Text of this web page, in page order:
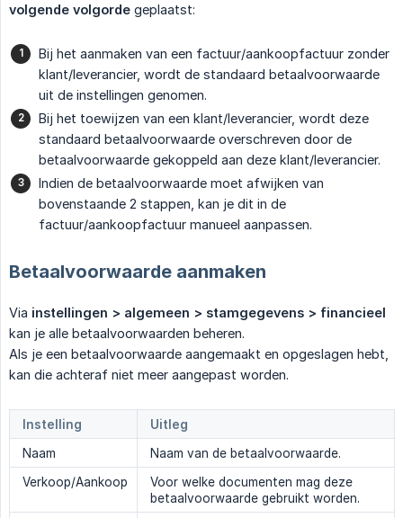
volgende volgorde geplaatst:
Bij het aanmaken van een factuur/aankoopfactuur zonder
klant/leverancier, wordt de standaard betaalvoorwaarde
uit de instellingen genomen.
Bij het toewijzen van een klant/leverancier, wordt deze
standaard betaalvoorwaarde overschreven door de
betaalvoorwaarde gekoppeld aan deze klant/leverancier.
Indien de betaalvoorwaarde moet afwijken van
bovenstaande 2 stappen, kan je dit in de
factuur/aankoopfactuur manueel aanpassen.
Betaalvoorwaarde aanmaken
Via instellingen > algemeen > stamgegevens > financieel
kan je alle betaalvoorwaarden beheren.
Als je een betaalvoorwaarde aangemaakt en opgeslagen hebt,
kan die achteraf niet meer aangepast worden.
Instelling
Uitleg
Naam
Naam van de betaalvoorwaarde.
Verkoop/Aankoop
Voor welke documenten mag deze
betaalvoorwaarde gebruikt worden.